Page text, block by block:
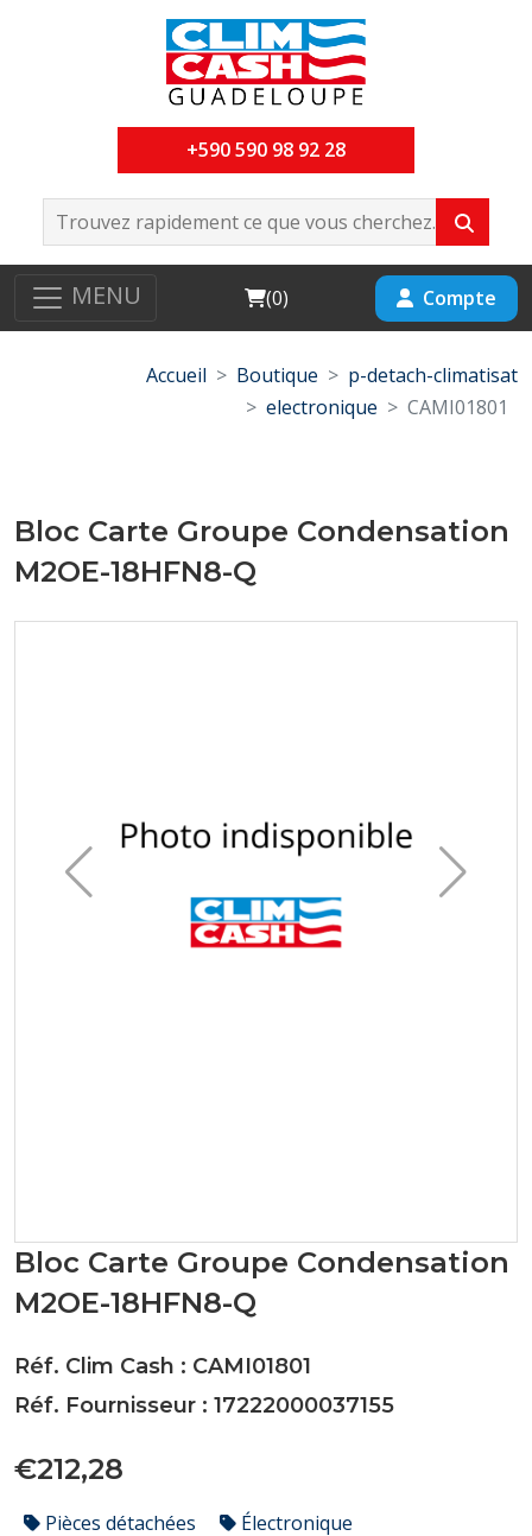
+590 590 98 92 28
MENU Cart
(0) Compte
Accueil Boutique
p-detach-climatisat
electronique
CAMI01801
Bloc Carte Groupe Condensation
M2OE-18HFN8-Q
Bloc Carte Groupe Condensation
M2OE-18HFN8-Q
Réf. Clim Cash : CAMI01801
Réf. Fournisseur : 17222000037155
€212,28
Pièces détachées Électronique